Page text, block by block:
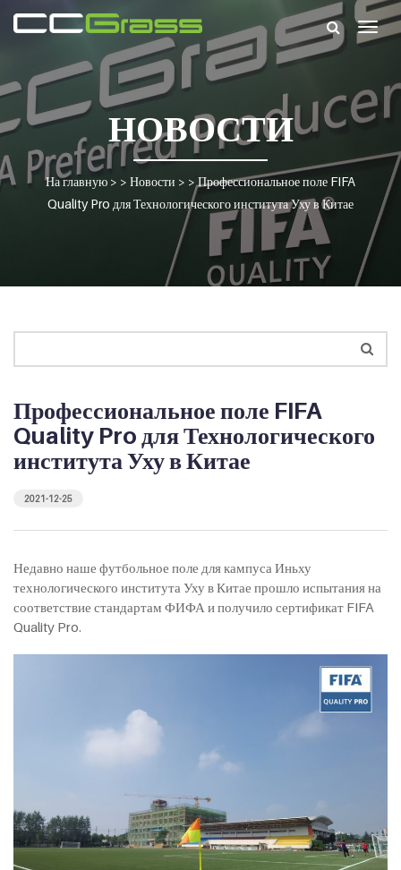
НОВОСТИ
На главную > > Новости > >Профессиональное поле FIFA
Quality Pro для Технологического института Уху в Китае
Профессиональное поле FIFA
Quality Pro для Технологического
института Уху в Китае
2021-12-25
Недавно наше футбольное поле для кампуса Иньху
технологического института Уху в Китае прошло испытания на
соответствие стандартам ФИФА и получило сертификат FIFA
Quality Pro.